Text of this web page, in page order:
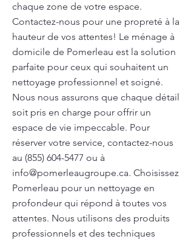
chaque zone de votre espace.
Contactez-nous pour une propreté à la
hauteur de vos attentes! Le ménage à
domicile de Pomerleau est la solution
parfaite pour ceux qui souhaitent un
nettoyage professionnel et soigné.
Nous nous assurons que chaque détail
soit pris en charge pour offrir un
espace de vie impeccable. Pour
réserver votre service, contactez-nous
au (855) 604-5477 ou à
info@pomerleaugroupe.ca. Choisissez
Pomerleau pour un nettoyage en
profondeur qui répond à toutes vos
attentes. Nous utilisons des produits
professionnels et des techniques